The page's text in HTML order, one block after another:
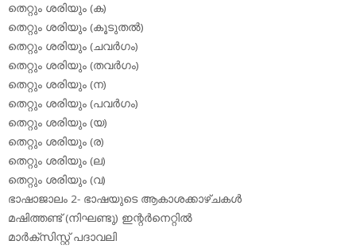
തെറ്റും ശരിയും (ക)
തെറ്റും ശരിയും (കൂടുതല്‍)
തെറ്റും ശരിയും (ചവര്‍ഗം)
തെറ്റും ശരിയും (തവര്‍ഗം)
തെറ്റും ശരിയും (ന)
തെറ്റും ശരിയും (പവര്‍ഗം)
തെറ്റും ശരിയും (യ)
തെറ്റും ശരിയും (ര)
തെറ്റും ശരിയും (ല)
തെറ്റും ശരിയും (വ)
ഭാഷാജാലം 2- ഭാഷയുടെ ആകാശക്കാഴ്ചകള്‍
മഷിത്തണ്ട് (നിഘണ്ടു) ഇന്റര്‍നെറ്റില്‍
മാര്‍ക്‌സിസ്റ്റ് പദാവലി